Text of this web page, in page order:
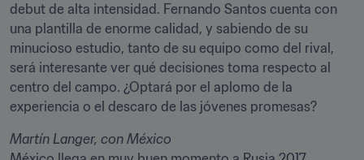
debut de alta intensidad. Fernando Santos cuenta con
una plantilla de enorme calidad, y sabiendo de su
minucioso estudio, tanto de su equipo como del rival,
será interesante ver qué decisiones toma respecto al
centro del campo. ¿Optará por el aplomo de la
experiencia o el descaro de las jóvenes promesas?
Martín Langer, con México